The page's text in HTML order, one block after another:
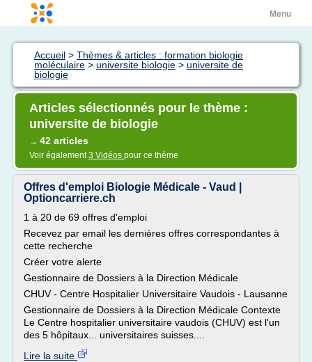
Menu
Accueil > Thèmes & articles : formation biologie
moléculaire > universite biologie > universite de
biologie
Articles sélectionnés pour le thème :
universite de biologie
→ 42 articles
Voir également3 Vidéos pour ce thème
Offres d'emploi Biologie Médicale - Vaud |
Optioncarriere.ch
1 à 20 de 69 offres d'emploi
Recevez par email les dernières offres correspondantes à
cette recherche
Créer votre alerte
Gestionnaire de Dossiers à la Direction Médicale
CHUV - Centre Hospitalier Universitaire Vaudois - Lausanne
Gestionnaire de Dossiers à la Direction Médicale Contexte
Le Centre hospitalier universitaire vaudois (CHUV) est l'un
des 5 hôpitaux... universitaires suisses....
Lire la suite